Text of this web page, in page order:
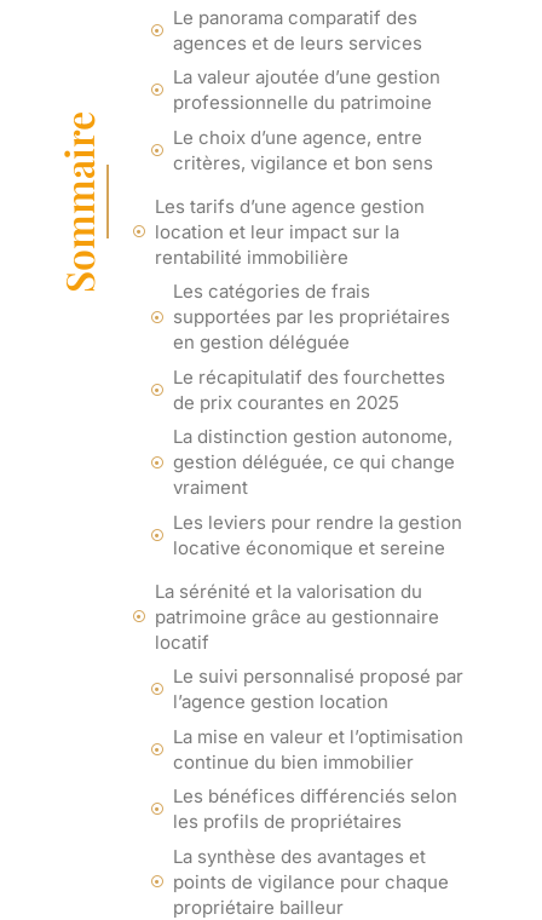
Sommaire
Le panorama comparatif des
agences et de leurs services
La valeur ajoutée d’une gestion
professionnelle du patrimoine
Le choix d’une agence, entre
critères, vigilance et bon sens
Les tarifs d’une agence gestion
location et leur impact sur la
rentabilité immobilière
Les catégories de frais
supportées par les propriétaires
en gestion déléguée
Le récapitulatif des fourchettes
de prix courantes en 2025
La distinction gestion autonome,
gestion déléguée, ce qui change
vraiment
Les leviers pour rendre la gestion
locative économique et sereine
La sérénité et la valorisation du
patrimoine grâce au gestionnaire
locatif
Le suivi personnalisé proposé par
l’agence gestion location
La mise en valeur et l’optimisation
continue du bien immobilier
Les bénéfices différenciés selon
les profils de propriétaires
La synthèse des avantages et
points de vigilance pour chaque
propriétaire bailleur